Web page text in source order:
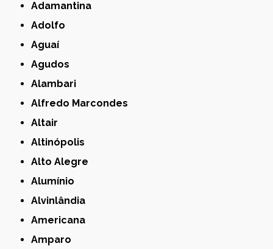
Adamantina
Adolfo
Aguaí
Agudos
Alambari
Alfredo Marcondes
Altair
Altinópolis
Alto Alegre
Alumínio
Alvinlândia
Americana
Amparo